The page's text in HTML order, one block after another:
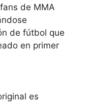
de MMA
de fútbol que
en primer
es